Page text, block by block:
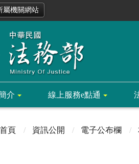
屬機關網站
介 線上服務e點通
首頁
資訊公開 電子公布欄